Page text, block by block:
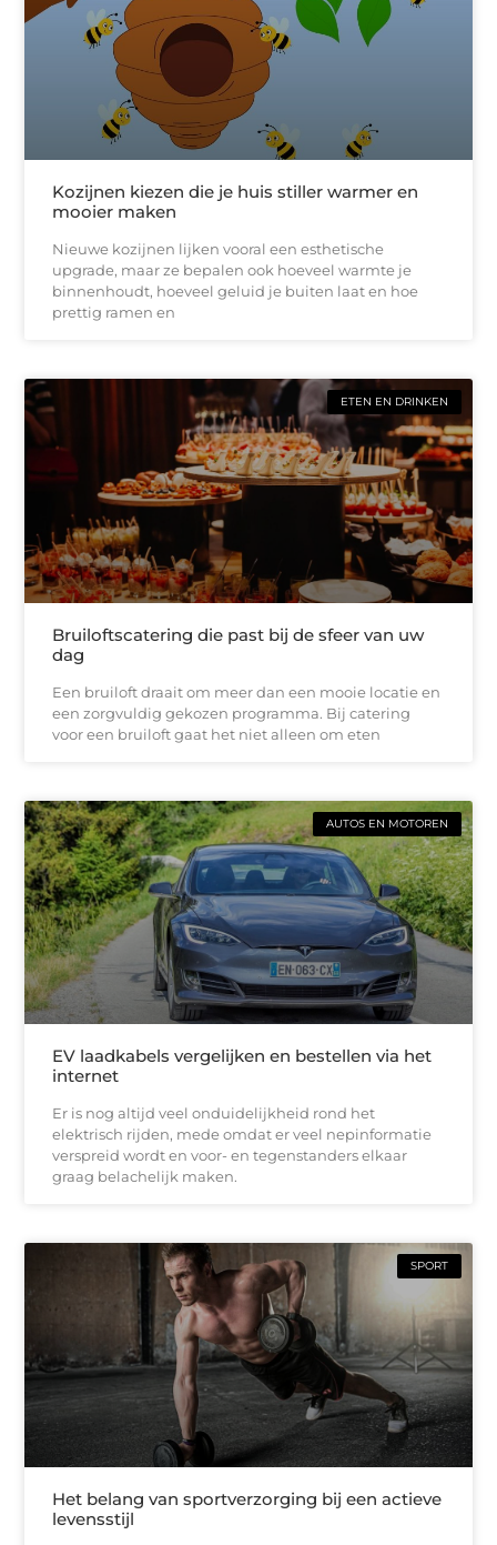
Kozijnen kiezen die je huis stiller warmer en
mooier maken
Nieuwe kozijnen lijken vooral een esthetische
upgrade, maar ze bepalen ook hoeveel warmte je
binnenhoudt, hoeveel geluid je buiten laat en hoe
prettig ramen en
ETEN EN DRINKEN
Bruiloftscatering die past bij de sfeer van uw
dag
Een bruiloft draait om meer dan een mooie locatie en
een zorgvuldig gekozen programma. Bij catering
voor een bruiloft gaat het niet alleen om eten
AUTOS EN MOTOREN
EV laadkabels vergelijken en bestellen via het
internet
Er is nog altijd veel onduidelijkheid rond het
elektrisch rijden, mede omdat er veel nepinformatie
verspreid wordt en voor- en tegenstanders elkaar
graag belachelijk maken.
SPORT
Het belang van sportverzorging bij een actieve
levensstijl